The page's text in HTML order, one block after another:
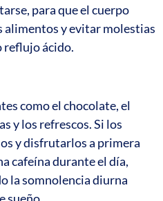
para que el cuerpo
alimentos y evitar molestias
reflujo ácido.
como el chocolate, el
y los refrescos. Si los
y disfrutarlos a primera
cafeína durante el día,
la somnolencia diurna